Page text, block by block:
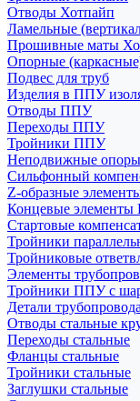
Отводы Хотпайп
Ламельные
Прошивные маты
Опорные
Подвес для труб
Изделия в ППУ
Отводы ППУ
Переходы ППУ
Тройники ППУ
Неподвижные
Cильфонный
Z-образные
Концевые
Стартовые
Тройники
Тройниковые
Элементы
Тройники ППУ с
Детали трубопровода
Отводы стальные
Переходы стальные
Фланцы стальные
Тройники стальные
Заглушки стальные